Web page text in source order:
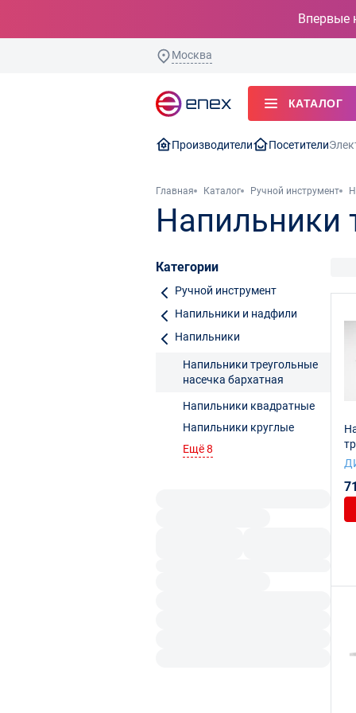
Впервые
Москва
КАТАЛОГ
Производители Посетители
Главная Каталог Ручной инструмент
Напильники
Категории
Ручной инструмент
Напильники и надфили
Напильники
Напильники треугольные
насечка бархатная
Напильники квадратные
Напильники круглые
Ещё 8